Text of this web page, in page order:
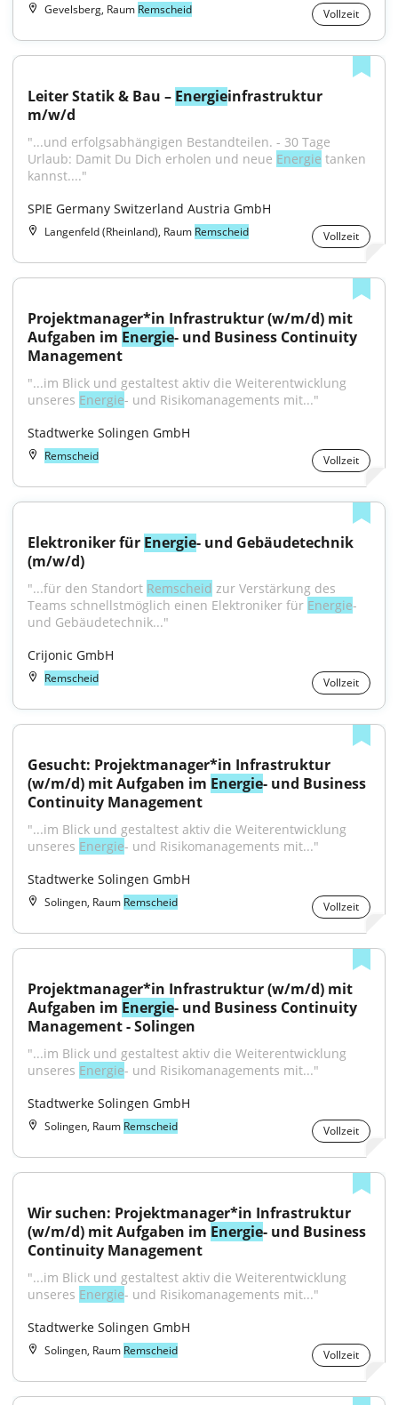
Gevelsberg, Raum Remscheid Vollzeit
Leiter Statik & Bau – Energieinfrastruktur
m/w/d
"...und erfolgsabhängigen Bestandteilen. - 30 Tage
Urlaub: Damit Du Dich erholen und neue Energie tanken
kannst...."
SPIE Germany Switzerland Austria GmbH
Langenfeld (Rheinland), Raum Remscheid Vollzeit
Projektmanager*in Infrastruktur (w/m/d) mit
Aufgaben im Energie- und Business Continuity
Management
"...im Blick und gestaltest aktiv die Weiterentwicklung
unseres Energie- und Risikomanagements mit..."
Stadtwerke Solingen GmbH
Remscheid Vollzeit
Elektroniker für Energie- und Gebäudetechnik
(m/w/d)
"...für den Standort Remscheid zur Verstärkung des
Teams schnellstmöglich einen Elektroniker für Energie-
und Gebäudetechnik..."
Crijonic GmbH
Remscheid Vollzeit
Gesucht: Projektmanager*in Infrastruktur
(w/m/d) mit Aufgaben im Energie- und Business
Continuity Management
"...im Blick und gestaltest aktiv die Weiterentwicklung
unseres Energie- und Risikomanagements mit..."
Stadtwerke Solingen GmbH
Solingen, Raum Remscheid Vollzeit
Projektmanager*in Infrastruktur (w/m/d) mit
Aufgaben im Energie- und Business Continuity
Management - Solingen
"...im Blick und gestaltest aktiv die Weiterentwicklung
unseres Energie- und Risikomanagements mit..."
Stadtwerke Solingen GmbH
Solingen, Raum Remscheid Vollzeit
Wir suchen: Projektmanager*in Infrastruktur
(w/m/d) mit Aufgaben im Energie- und Business
Continuity Management
"...im Blick und gestaltest aktiv die Weiterentwicklung
unseres Energie- und Risikomanagements mit..."
Stadtwerke Solingen GmbH
Solingen, Raum Remscheid Vollzeit